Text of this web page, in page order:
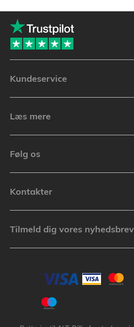
Kundeservice
Læs mere
Følg os
Kontakter
Tilmeld dig vores